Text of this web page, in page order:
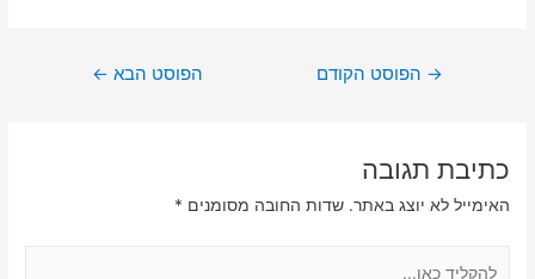
ניווט
→ הפוסט הקודם הפוסט הבא ←
כתיבת תגובה
האימייל לא יוצג באתר. שדות החובה מסומנים *